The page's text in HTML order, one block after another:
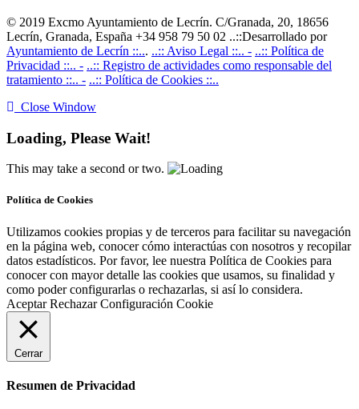
© 2019 Excmo Ayuntamiento de Lecrín. C/Granada, 20, 18656
Lecrín, Granada, España +34 958 79 50 02 ..::Desarrollado por
Ayuntamiento de Lecrín ::... ..:: Aviso Legal ::.. - ..:: Política de
Privacidad ::.. - ..:: Registro de actividades como responsable del
tratamiento ::.. - ..:: Política de Cookies ::..
Close Window
Loading, Please Wait!
This may take a second or two.
Política de Cookies
Utilizamos cookies propias y de terceros para facilitar su navegación
en la página web, conocer cómo interactúas con nosotros y recopilar
datos estadísticos. Por favor, lee nuestra Política de Cookies para
conocer con mayor detalle las cookies que usamos, su finalidad y
como poder configurarlas o rechazarlas, si así lo considera.
Aceptar Rechazar Configuración Cookie
Cerrar
Resumen de Privacidad